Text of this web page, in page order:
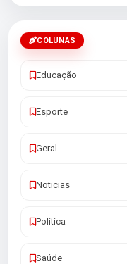
COLUNAS
Educação
Esporte
Geral
Noticias
Politica
Saúde